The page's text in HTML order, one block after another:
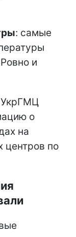
: самые
и
УкрГМЦ
о
на
центров по